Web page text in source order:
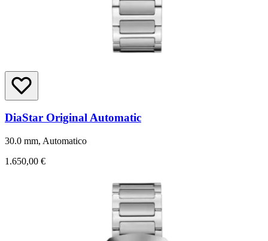
DiaStar Original Automatic
30.0 mm, Automatico
1.650,00 €